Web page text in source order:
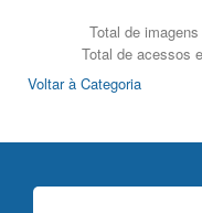
Total de
Total de acessos
Voltar à Categoria